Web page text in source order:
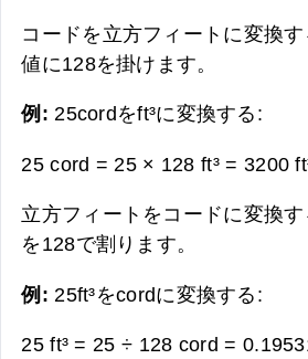
コードを立方フィートに変換
値に128を掛けます。
例:25cordをft³に変換する:
25 cord = 25 × 128 ft³ = 3200
立方フィートをコードに変換
を128で割ります。
例: 25ft³をcordに変換する:
25 ft³ = 25 ÷ 128 cord =